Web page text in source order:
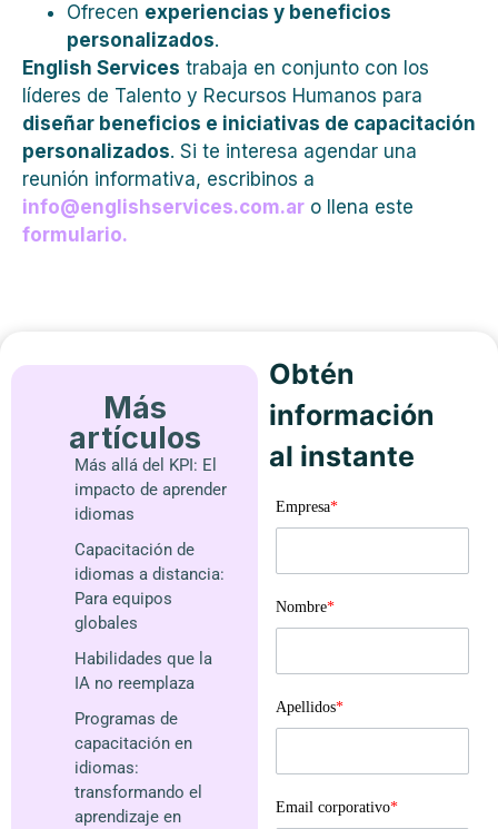
Ofrecen experiencias y beneficios
personalizados.
English Services trabaja en conjunto con los
líderes de Talento y Recursos Humanos para
diseñar beneficios e iniciativas de capacitación
personalizados. Si te interesa agendar una
reunión informativa, escribinos a
info@englishservices.com.ar o llena este
formulario.
Más
artículos
Más allá del KPI: El
impacto de aprender
idiomas
Capacitación de
idiomas a distancia:
Para equipos
globales
Habilidades que la
IA no reemplaza
Programas de
capacitación en
idiomas:
transformando el
aprendizaje en
Obtén
información
al instante
Empresa*
Nombre*
Apellidos*
Email corporativo*